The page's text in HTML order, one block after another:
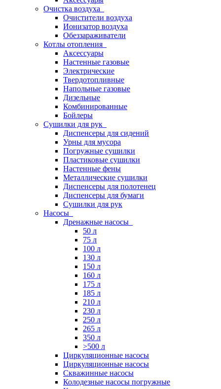
Очистка воздуха
Очистители воздуха
Ионизатор воздуха
Обеззараживатели
Котлы отопления
Аксессуары
Настенные газовые
Электрические
Твердотопливные
Напольные газовые
Дизельные
Комбинированные
Бойлеры
Сушилки для рук
Диспенсеры для сидений
Урны для мусора
Погружные сушилки
Пластиковые сушилки
Настенные фены
Металлические сушилки
Диспенсеры для полотенец
Диспенсеры для бумаги
Сушилки для рук
Насосы
Дренажные насосы
50 л
75 л
100 л
130 л
150 л
160 л
175 л
185 л
210 л
230 л
250 л
265 л
350 л
>500 л
Циркуляционные насосы
Циркуляционные насосы
Скважинные насосы
Колодезные насосы погружные